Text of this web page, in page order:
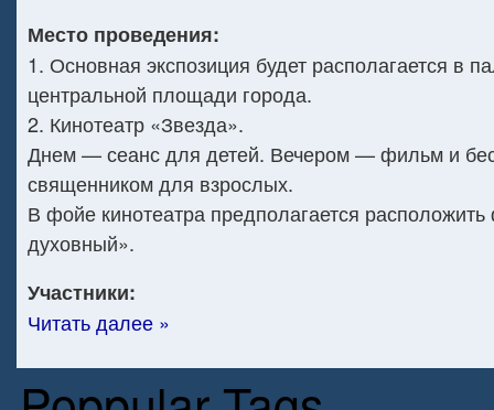
Место проведения:
1. Основная экспозиция будет располагается в
центральной площади города.
2. Кинотеатр «Звезда».
Днем — сеанс для детей. Вечером — фильм и
священником для взрослых.
В фойе кинотеатра предполагается
духовный».
Участники:
Читать далее »